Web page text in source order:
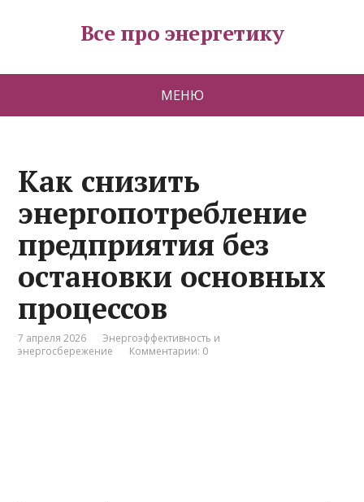
Все про энергетику
МЕНЮ
Как снизить
энергопотребление
предприятия без
остановки основных
процессов
7 апреля 2026
Энергоэффективность и
энергосбережение
Комментарии: 0